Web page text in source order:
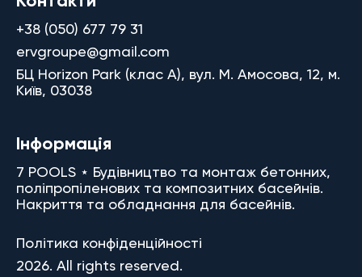
+38 (050) 677 79 31
ervgroupe@gmail.com
БЦ Horizon Park (клас A), вул. М. Амосова, 12, м.
Київ, 03038
Інформація
7 POOLS ⋆ Будівництво та монтаж бетонних,
поліпропіленових та композитних басейнів.
Накриття та обладнання для басейнів.
Політика конфіденційності
2026. All rights reserved.